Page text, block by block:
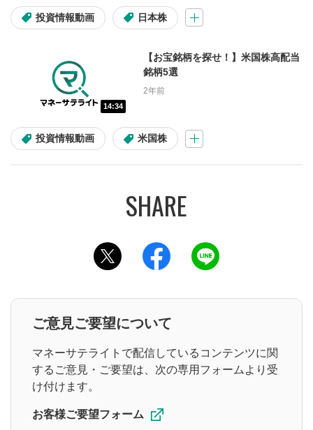
武藤正樹
画面操作 手続き
サービス案内
ログイン
ログインID パスワード
取引の種類
日本株取引 米国株取引
投資信託取引
投資情報動画 日本株
14:34
【お宝銘柄を探せ！】米国株高配当
銘柄5選
2年前
投資情報動画 米国株
このページをツイッターでシェアする
このページをフェイスブックでシ
このページをラインで
ご意見ご要望について
マネーサテライトで配信しているコンテンツに関
するご意見・ご要望は、次の専用フォームより受
け付けます。
お客様ご要望フォーム